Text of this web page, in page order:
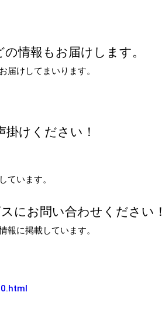
情報もお届けします。
けしてまいります。
けください！
ています。
にお問い合わせください！
に掲載しています。